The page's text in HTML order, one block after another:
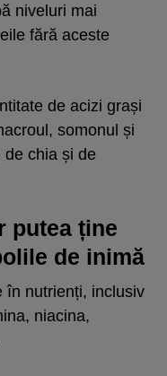
niveluri mai
fără aceste
de acizi grași
somonul și
de chia și de
putea ține
de inimă
în nutrienți, inclusiv
niacina,